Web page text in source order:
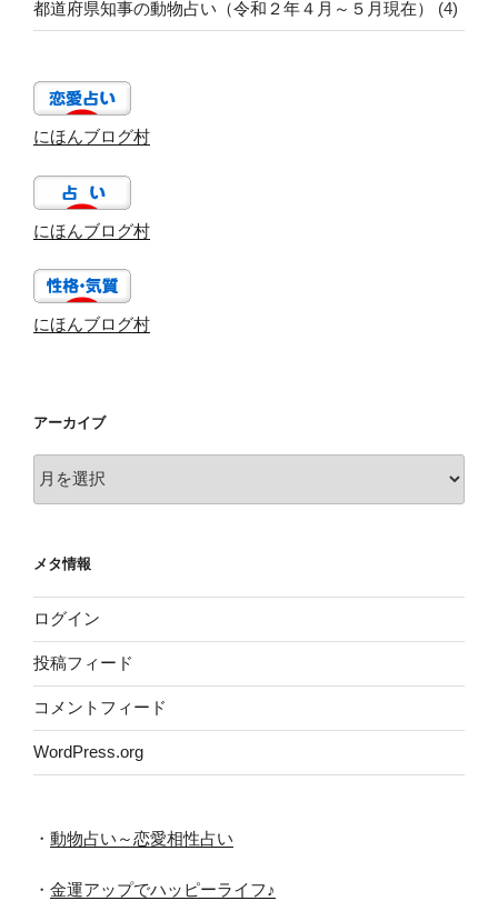
都道府県知事の動物占い（令和２年４月～５月現在） (4)
にほんブログ村
にほんブログ村
にほんブログ村
アーカイブ
ー
ブ
メタ情報
ログイン
投稿フィード
コメントフィード
WordPress.org
・ 動物占い～恋愛相性占い
・ 金運アップでハッピーライフ♪